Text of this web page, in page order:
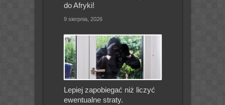
do Afryki!
9 sierpnia, 2026
Lepiej zapobiegać niż liczyć
ewentualne straty.